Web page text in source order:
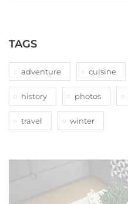
TAGS
adventure cuisine
history photos
travel winter